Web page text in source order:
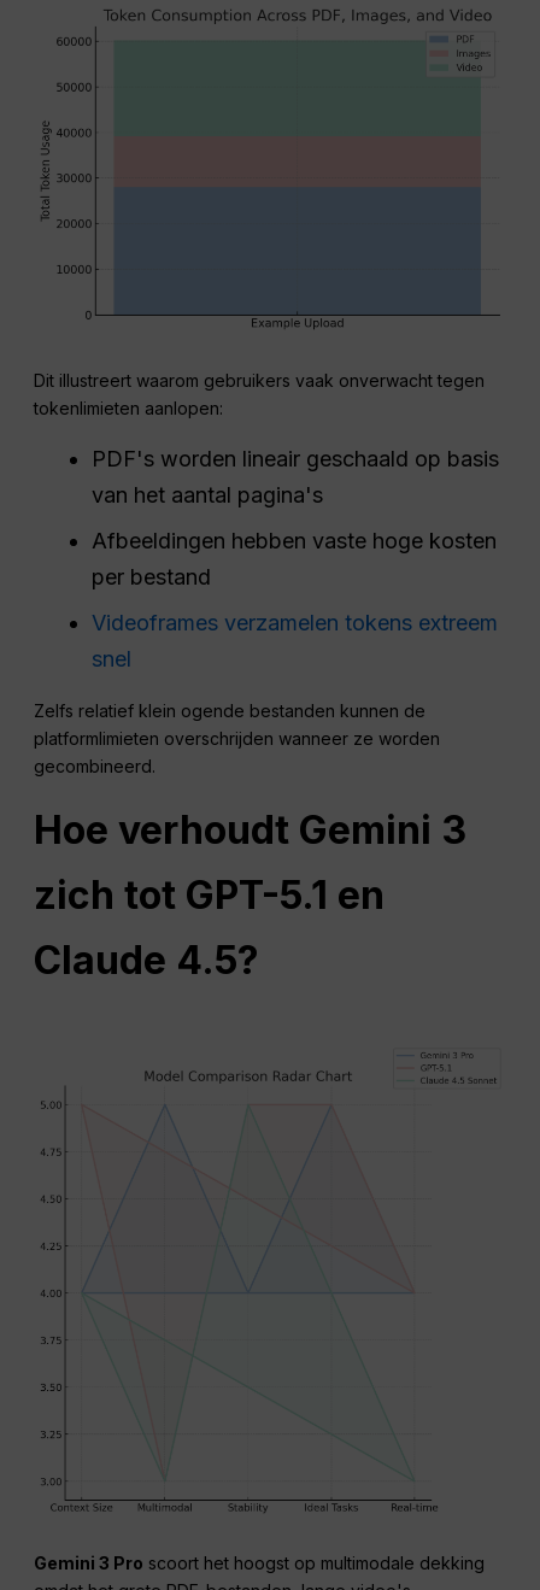
Dit illustreert waarom gebruikers vaak onverwacht tegen
tokenlimieten aanlopen:
PDF's worden lineair geschaald op basis
van het aantal pagina's
Afbeeldingen hebben vaste hoge kosten
per bestand
Videoframes verzamelen tokens extreem
snel
Zelfs relatief klein ogende bestanden kunnen de
platformlimieten overschrijden wanneer ze worden
gecombineerd.
Hoe verhoudt Gemini 3
zich tot GPT-5.1 en
Claude 4.5?
Gemini 3 Pro scoort het hoogst op multimodale dekking